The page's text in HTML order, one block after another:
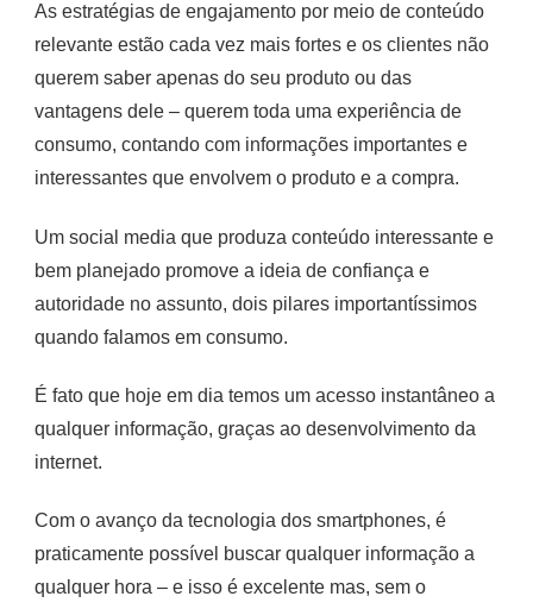
As estratégias de engajamento por meio de conteúdo
relevante estão cada vez mais fortes e os clientes não
querem saber apenas do seu produto ou das
vantagens dele – querem toda uma experiência de
consumo, contando com informações importantes e
interessantes que envolvem o produto e a compra.
Um social media que produza conteúdo interessante e
bem planejado promove a ideia de confiança e
autoridade no assunto, dois pilares importantíssimos
quando falamos em consumo.
É fato que hoje em dia temos um acesso instantâneo a
qualquer informação, graças ao desenvolvimento da
internet.
Com o avanço da tecnologia dos smartphones, é
praticamente possível buscar qualquer informação a
qualquer hora – e isso é excelente mas, sem o